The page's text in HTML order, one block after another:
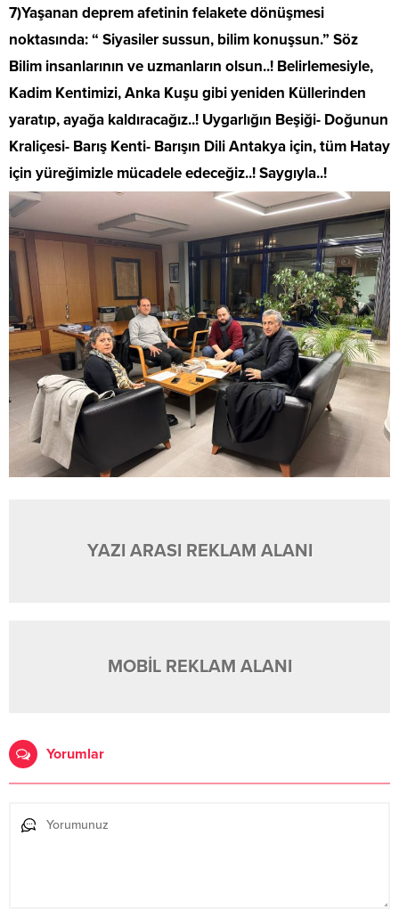
7)Yaşanan deprem afetinin felakete dönüşmesi
noktasında: “ Siyasiler sussun, bilim konuşsun.” Söz
Bilim insanlarının ve uzmanların olsun..! Belirlemesiyle,
Kadim Kentimizi, Anka Kuşu gibi yeniden Küllerinden
yaratıp, ayağa kaldıracağız..! Uygarlığın Beşiği- Doğunun
Kraliçesi- Barış Kenti- Barışın Dili Antakya için, tüm Hatay
için yüreğimizle mücadele edeceğiz..! Saygıyla..!
YAZI ARASI REKLAM ALANI
MOBİL REKLAM ALANI
Yorumlar